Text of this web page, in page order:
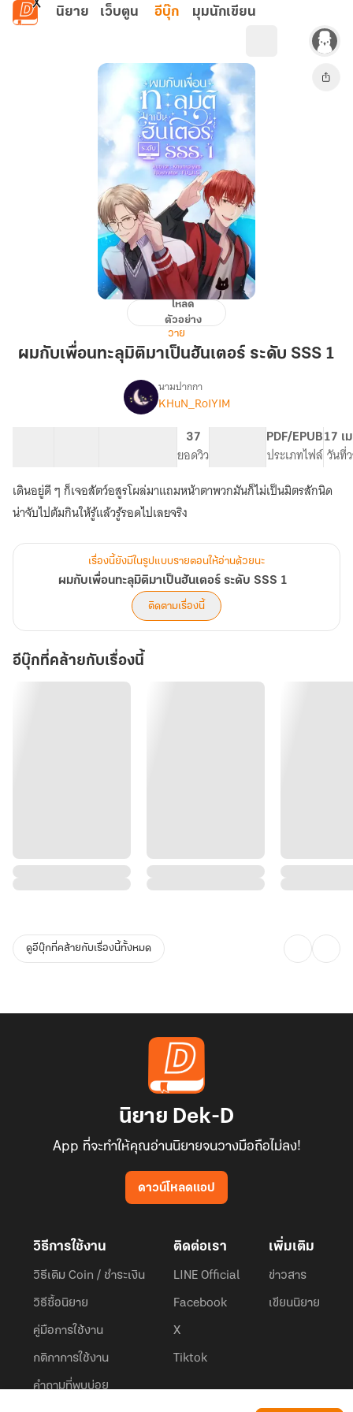
ข้ามไปยังเนื้อหาหลัก
นิยาย เว็บตูน อีบุ๊ก มุมนักเขียน
เพื่อน
ทะลุ
SSS
1
โหลด
ตัวอย่าง
วาย
ผมกับเพื่อนทะลุมิติมาเป็นฮันเตอร์ ระดับ SSS 1
เรื่อง
กับ
เพื่อน
ทะลุ
มา
เป็น
เตอร์
ระดับ
SSS
1
นามปากกา
KHuN_RoIYIM
37
ยอดวิว
PDF/EPUB
ประเภทไฟล์
17 เ
วันที่
เดินอยู่ดี ๆ ก็เจอสัตว์อสูรโผล่มาแถมหน้าตาพวกมันก็ไม่เป็นมิตรสักนิด
เรื่องนี้ยังมีในรูปแบบรายตอนให้อ่านด้วยนะ
ผมกับเพื่อนทะลุมิติมาเป็นฮันเตอร์ ระดับ SSS 1
ติดตามเรื่องนี้
อีบุ๊กที่คล้ายกับเรื่องนี้
ดูอีบุ๊กที่คล้ายกับเรื่องนี้ทั้งหมด
นิยาย Dek-D
App ที่จะทำให้คุณอ่านนิยายจนวางมือถือไม่ลง!
ดาวน์โหลดแอป
วิธีการใช้งาน
วิธีเติม Coin / ชำระเงิน
วิธีซื้อนิยาย
คู่มือการใช้งาน
กติกาการใช้งาน
คำถามที่พบบ่อย
ติดต่อเรา
LINE Official
Facebook
X
Tiktok
เพิ่มเติม
ข่าวสาร
เขียนนิยาย